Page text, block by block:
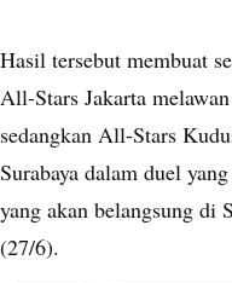
Hasil tersebut membuat
All-Stars Jakarta
sedangkan All-Stars
Surabaya dalam duel
yang akan belangsung di
(27/6).